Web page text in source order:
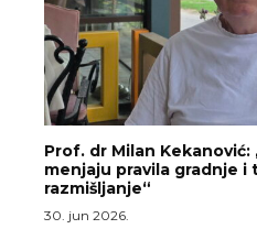
Prof. dr Milan
menjaju pravila gradnje i
razmišljanje“
30. jun 2026.